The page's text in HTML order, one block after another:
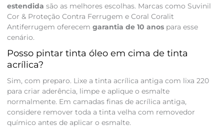
estendida são as melhores escolhas. Marcas como Suvinil
Cor & Proteção Contra Ferrugem e Coral Coralit
Antiferrugem oferecem garantia de 10 anospara esse
cenário.
Posso pintar tinta óleo em cima de tinta
acrílica?
Sim, com preparo. Lixe a tinta acrílica antiga com lixa 220
para criar aderência, limpe e aplique o esmalte
normalmente. Em camadas finas de acrílica antiga,
considere remover toda a tinta velha com removedor
químico antes de aplicar o esmalte.